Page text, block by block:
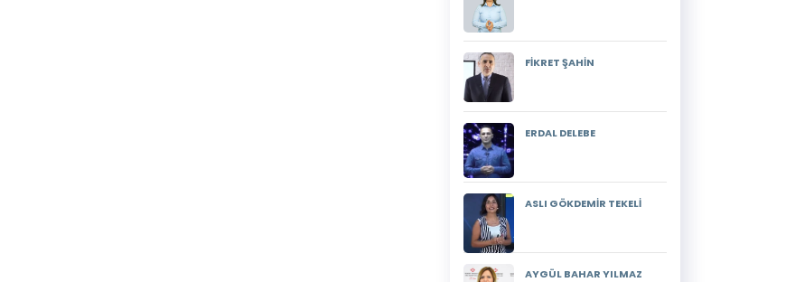
FİKRET ŞAHİN
ERDAL DELEBE
ASLI GÖKDEMİR TEKELİ
AYGÜL BAHAR YILMAZ